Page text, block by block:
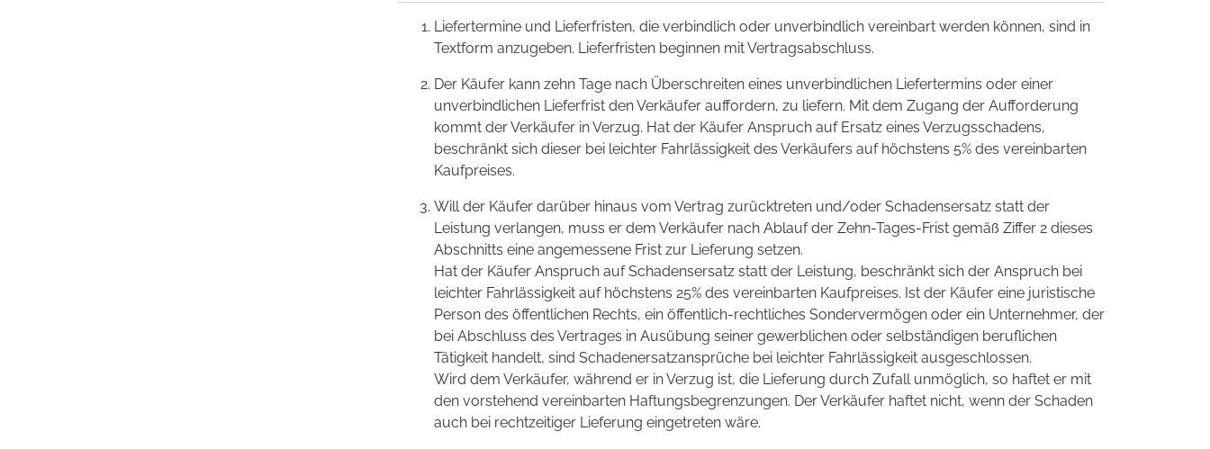
Liefertermine und Lieferfristen, die verbindlich oder unverbindlich vereinbart werden können, sind in
Textform anzugeben. Lieferfristen beginnen mit Vertragsabschluss.
Der Käufer kann zehn Tage nach Überschreiten eines unverbindlichen Liefertermins oder einer
unverbindlichen Lieferfrist den Verkäufer auffordern, zu liefern. Mit dem Zugang der Aufforderung
kommt der Verkäufer in Verzug. Hat der Käufer Anspruch auf Ersatz eines Verzugsschadens,
beschränkt sich dieser bei leichter Fahrlässigkeit des Verkäufers auf höchstens 5% des vereinbarten
Kaufpreises.
Will der Käufer darüber hinaus vom Vertrag zurücktreten und/oder Schadensersatz statt der
Leistung verlangen, muss er dem Verkäufer nach Ablauf der Zehn-Tages-Frist gemäß Ziffer 2 dieses
Abschnitts eine angemessene Frist zur Lieferung setzen.
Hat der Käufer Anspruch auf Schadensersatz statt der Leistung, beschränkt sich der Anspruch bei
leichter Fahrlässigkeit auf höchstens 25% des vereinbarten Kaufpreises. Ist der Käufer eine juristische
Person des öffentlichen Rechts, ein öffentlich-rechtliches Sondervermögen oder ein Unternehmer, der
bei Abschluss des Vertrages in Ausübung seiner gewerblichen oder selbständigen beruflichen
Tätigkeit handelt, sind Schadenersatzansprüche bei leichter Fahrlässigkeit ausgeschlossen.
Wird dem Verkäufer, während er in Verzug ist, die Lieferung durch Zufall unmöglich, so haftet er mit
den vorstehend vereinbarten Haftungsbegrenzungen. Der Verkäufer haftet nicht, wenn der Schaden
auch bei rechtzeitiger Lieferung eingetreten wäre.